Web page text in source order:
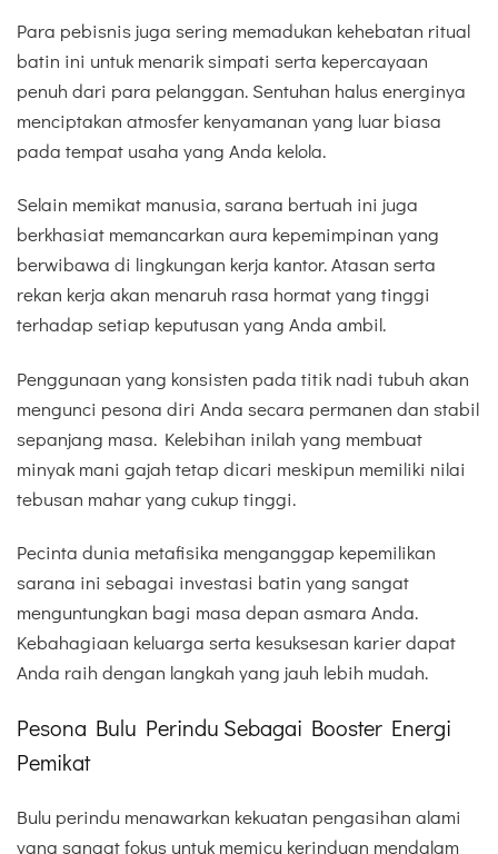
Para pebisnis juga sering memadukan kehebatan ritual
batin ini untuk menarik simpati serta kepercayaan
penuh dari para pelanggan. Sentuhan halus energinya
menciptakan atmosfer kenyamanan yang luar biasa
pada tempat usaha yang Anda kelola.
Selain memikat manusia, sarana bertuah ini juga
berkhasiat memancarkan aura kepemimpinan yang
berwibawa di lingkungan kerja kantor. Atasan serta
rekan kerja akan menaruh rasa hormat yang tinggi
terhadap setiap keputusan yang Anda ambil.
Penggunaan yang konsisten pada titik nadi tubuh akan
mengunci pesona diri Anda secara permanen dan stabil
sepanjang masa. Kelebihan inilah yang membuat
minyak mani gajah tetap dicari meskipun memiliki nilai
tebusan mahar yang cukup tinggi.
Pecinta dunia metafisika menganggap kepemilikan
sarana ini sebagai investasi batin yang sangat
menguntungkan bagi masa depan asmara Anda.
Kebahagiaan keluarga serta kesuksesan karier dapat
Anda raih dengan langkah yang jauh lebih mudah.
Pesona Bulu Perindu Sebagai Booster Energi
Pemikat
Bulu perindu menawarkan kekuatan pengasihan alami
yang sangat fokus untuk memicu kerinduan mendalam